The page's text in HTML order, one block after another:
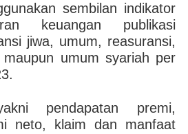
sembilan indikator
keuangan publikasi
jiwa, umum, reasuransi,
umum syariah per
pendapatan premi,
neto, klaim dan manfaat